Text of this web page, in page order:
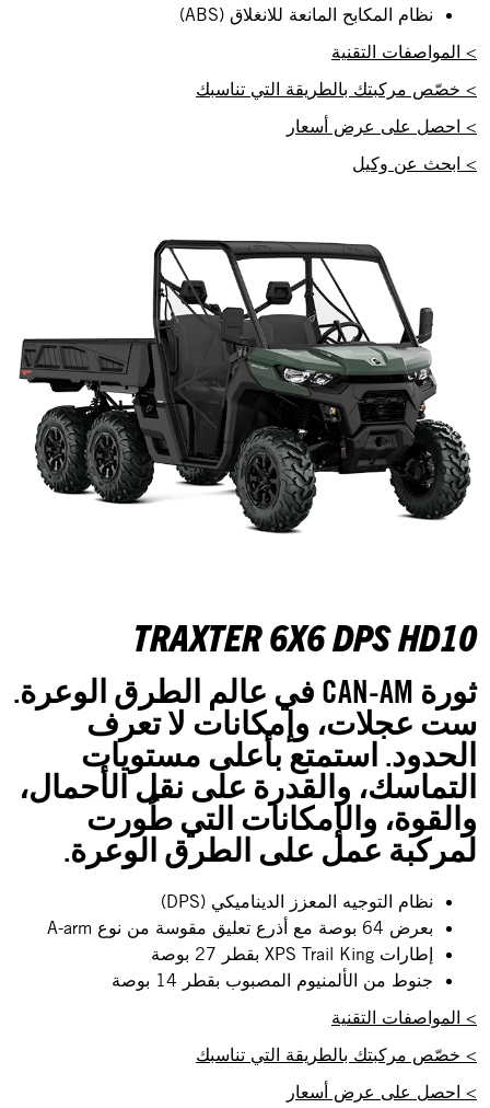
نظام المكابح المانعة للانغلاق (ABS)
> المواصفات التقنية
> خصّص مركبتك بالطريقة التي تناسبك
> احصل على عرض أسعار
> ابحث عن وكيل
TRAXTER 6X6 DPS HD10
ثورة CAN-AM في عالم الطرق الوعرة.
ست عجلات، وإمكانات لا تعرف
الحدود. استمتع بأعلى مستويات
التماسك، والقدرة على نقل الأحمال،
والقوة، والإمكانات التي طُورت
لمركبة عمل على الطرق الوعرة.
نظام التوجيه المعزز الديناميكي (DPS)
بعرض 64 بوصة مع أذرع تعليق مقوسة من نوع A-arm
إطارات XPS Trail King بقطر 27 بوصة
جنوط من الألمنيوم المصبوب بقطر 14 بوصة
> المواصفات التقنية
> خصّص مركبتك بالطريقة التي تناسبك
> احصل على عرض أسعار